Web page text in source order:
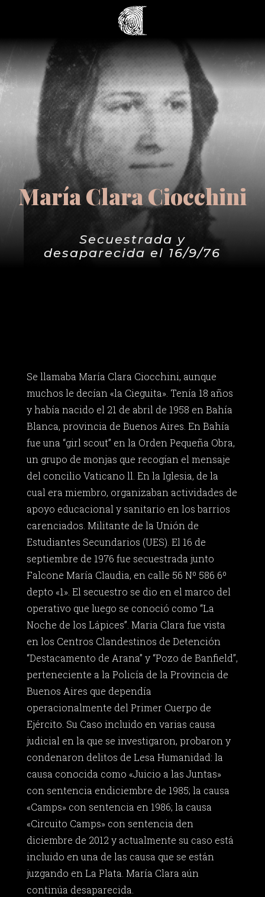
María Clara Ciocchini
Secuestrada y
desaparecida el 16/9/76
Se llamaba María Clara Ciocchini, aunque
muchos le decían «la Cieguita». Tenía 18 años
y había nacido el 21 de abril de 1958 en Bahía
Blanca, provincia de Buenos Aires. En Bahía
fue una “girl scout” en la Orden Pequeña Obra,
un grupo de monjas que recogían el mensaje
del concilio Vaticano ll. En la Iglesia, de la
cual era miembro, organizaban actividades de
apoyo educacional y sanitario en los barrios
carenciados. Militante de la Unión de
Estudiantes Secundarios (UES). El 16 de
septiembre de 1976 fue secuestrada junto
Falcone María Claudia, en calle 56 Nº 586 6º
depto «1». El secuestro se dio en el marco del
operativo que luego se conoció como “La
Noche de los Lápices”. Maria Clara fue vista
en los Centros Clandestinos de Detención
“Destacamento de Arana” y “Pozo de Banfield”,
perteneciente a la Policía de la Provincia de
Buenos Aires que dependía
operacionalmente del Primer Cuerpo de
Ejército. Su Caso incluido en varias causa
judicial en la que se investigaron, probaron y
condenaron delitos de Lesa Humanidad: la
causa conocida como «Juicio a las Juntas»
con sentencia endiciembre de 1985; la causa
«Camps» con sentencia en 1986; la causa
«Circuito Camps» con sentencia den
diciembre de 2012 y actualmente su caso está
incluido en una de las causa que se están
juzgando en La Plata. María Clara aún
continúa desaparecida.